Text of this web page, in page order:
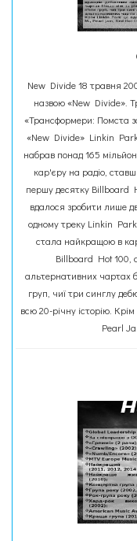
New Divide 18 травня
назвою «New Divide».
«Трансформери: Помста
«New Divide» Linkin Park
набрав понад 165
кар'єру на радіо,
першу десятку Billboard
вдалося зробити лише
одному треку Linkin
стала найкращою в
Billboard Hot 100,
альтернативних чартах
груп, чиї три синглу
всю 20-річну історію.
Pearl